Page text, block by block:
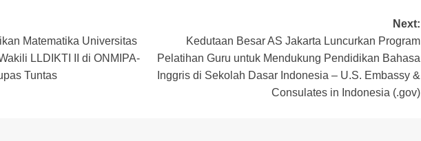
Matematika Universitas
LLDIKTI II di ONMIPA-
Tuntas
Next:
Kedutaan Besar AS Jakarta Luncurkan Program
Pelatihan Guru untuk Mendukung Pendidikan Bahasa
Inggris di Sekolah Dasar Indonesia – U.S. Embassy &
Consulates in Indonesia (.gov)